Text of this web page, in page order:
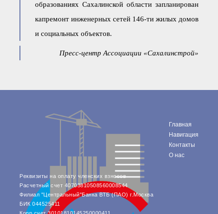
образованиях Сахалинской области запланирован
капремонт инженерных сетей 146-ти жилых домов
и социальных объектов.
Пресс-центр Ассоциации «Сахалинстрой»
Реквизиты на оплату членских взносов
Расчетный счет 40703810508560008544
Филиал "Центральный"Банка ВТБ (ПАО) г.Москва
БИК 044525411
Главная
Навигация
Контакты
О нас